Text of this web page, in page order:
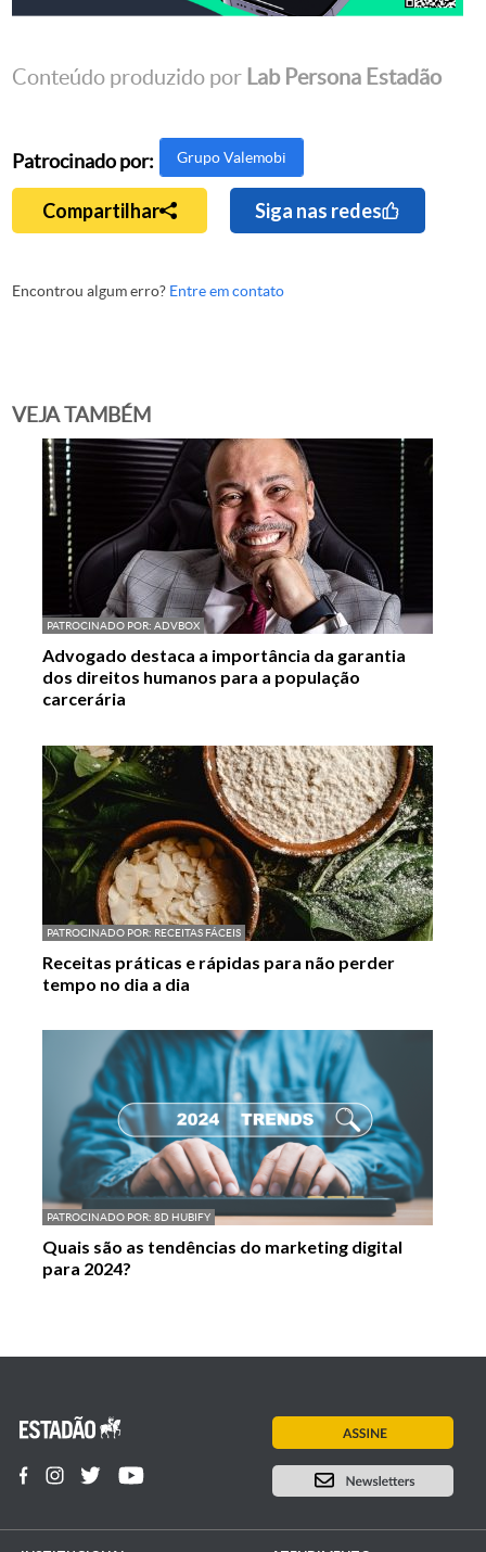
Conteúdo produzido por Lab Persona Estadão
Patrocinado por: Grupo Valemobi
Compartilhar Siga nas redes
Encontrou algum erro? Entre em contato
VEJA TAMBÉM
PATROCINADO POR: ADVBOX
Advogado destaca a importância da garantia
dos direitos humanos para a população
carcerária
PATROCINADO POR: RECEITAS FÁCEIS
Receitas práticas e rápidas para não perder
tempo no dia a dia
PATROCINADO POR: 8D HUBIFY
Quais são as tendências do marketing digital
para 2024?